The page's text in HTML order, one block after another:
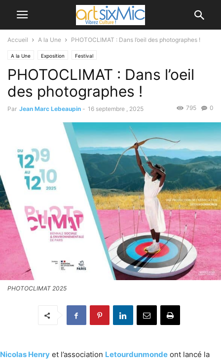
Accueil A la Une PHOTOCLIMAT : Dans l’oeil des photographes !
A la Une Exposition Festival
PHOTOCLIMAT : Dans l’oeil
des photographes !
Par Jean Marc Lebeaupin - 16 septembre , 2025 0
795
PHOTOCLIMAT 2025
Nicolas Henry et l’association Letourdunmonde ont lancé la